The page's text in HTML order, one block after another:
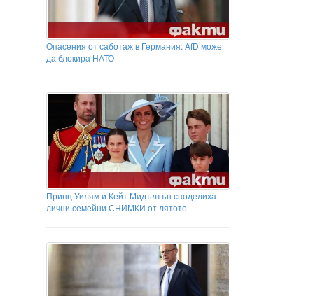
Опасения от саботаж в Германия: AfD може
да блокира НАТО
Принц Уилям и Кейт Мидълтън споделиха
лични семейни СНИМКИ от лятото